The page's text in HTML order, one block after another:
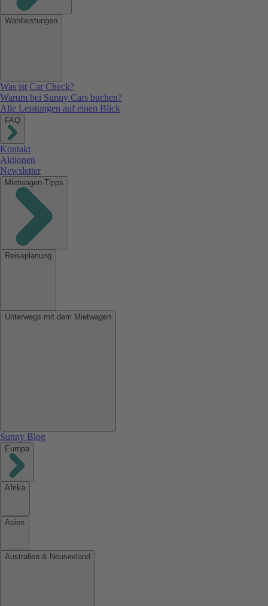
Wahlleistungen
Was ist Car Check?
Warum bei Sunny Cars buchen?
Alle Leistungen auf einen Blick
FAQ
Kontakt
Aktionen
Newsletter
Mietwagen-Tipps
Reiseplanung
Unterwegs mit dem Mietwagen
Sunny Blog
Europa
Afrika
Asien
Australien & Neuseeland